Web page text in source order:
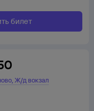
билет
,Ж/д вокзал